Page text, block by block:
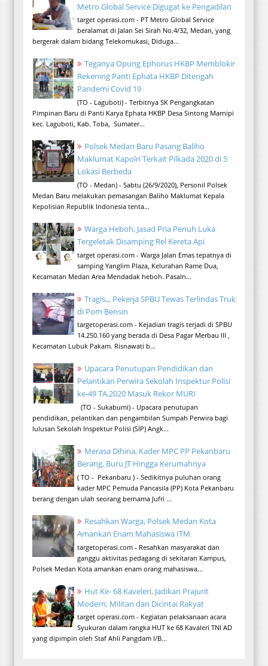
Metro Global Service Digugat ke Pengadilan
target operasi.com - PT Metro Global Service
beralamat di Jalan Sei Sirah No.4/32, Medan, yang
bergerak dalam bidang Telekomukasi, Diduga...
Teganya Opung Ephorus HKBP Memblokir
Rekening Panti Ephata HKBP Ditengah
Pandemi Covid 19
(TO - Laguboti) - Terbitnya SK Pengangkatan
Pimpinan Baru di Panti Karya Ephata HKBP Desa Sintong Marnipi
kec. Laguboti, Kab. Toba, Sumater...
Polsek Medan Baru Pasang Baliho
Maklumat Kapolri Terkait Pilkada 2020 di 5
Lokasi Berbeda
(TO - Medan) - Sabtu (26/9/2020), Personil Polsek
Medan Baru melakukan pemasangan Baliho Maklumat Kepala
Kepolisian Republik Indonesia tenta...
Warga Heboh, Jasad Pria Penuh Luka
Tergeletak Disamping Rel Kereta Api
target operasi.com - Warga Jalan Emas tepatnya di
samping Yanglim Plaza, Kelurahan Rame Dua,
Kecamatan Medan Area Mendadak heboh. Pasaln...
Tragis,,, Pekerja SPBU Tewas Terlindas Truk
di Pom Bensin
targetoperasi.com - Kejadian tragis terjadi di SPBU
14.250.160 yang berada di Desa Pagar Merbau III ,
Kecamatan Lubuk Pakam. Risnawati b...
Upacara Penutupan Pendidikan dan
Pelantikan Perwira Sekolah Inspektur Polisi
ke-49 TA.2020 Masuk Rekor MURI
(TO - Sukabumi) - Upacara penutupan
pendidikan, pelantikan dan pengambilan Sumpah Perwira bagi
lulusan Sekolah Inspektur Polisi (SIP) Angk...
Merasa Dihina, Kader MPC PP Pekanbaru
Berang, Buru JT Hingga Kerumahnya
( TO - Pekanbaru ) - Sedikitnya puluhan orang
kader MPC Pemuda Pancasila (PP) Kota Pekanbaru
berang dengan ulah seorang bernama Jufri ...
Resahkan Warga, Polsek Medan Kota
Amankan Enam Mahasiswa ITM
targetoperasi.com - Resahkan masyarakat dan
ganggu aktivitas pedagang di sekitaran Kampus,
Polsek Medan Kota amankan enam orang mahasiswa...
Hut Ke- 68 Kaveleri, Jadikan Prajurit
Modern, Militan dan Dicintai Rakyat
target operasi.com - Kegiatan pelaksanaan acara
Syukuran dalam rangka HUT ke 68 Kavaleri TNI AD
yang dipimpin oleh Staf Ahli Pangdam I/B...